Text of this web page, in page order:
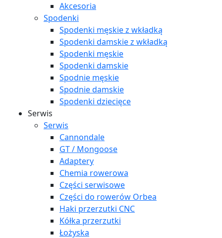
Akcesoria
Spodenki
Spodenki męskie z wkładką
Spodenki damskie z wkładką
Spodenki męskie
Spodenki damskie
Spodnie męskie
Spodnie damskie
Spodenki dziecięce
Serwis
Serwis
Cannondale
GT / Mongoose
Adaptery
Chemia rowerowa
Części serwisowe
Części do rowerów Orbea
Haki przerzutki CNC
Kółka przerzutki
Łożyska